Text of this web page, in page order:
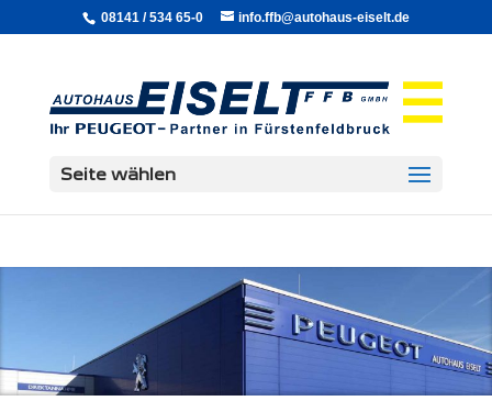
08141 / 534 65-0 info.ffb@autohaus-eiselt.de
Seite wählen